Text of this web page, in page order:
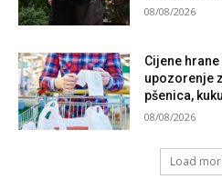
08/08/2026
Cijene
upozorenje
pšenica,
08/08/2026
Load